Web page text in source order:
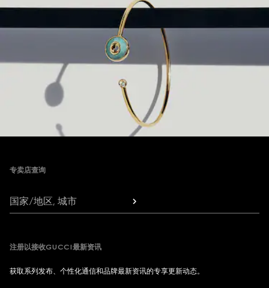
Footer
专卖店查询
国家/地区, 城市
注册以接收GUCCI最新资讯
获取系列发布、个性化通信和品牌最新资讯的专享更新动态。